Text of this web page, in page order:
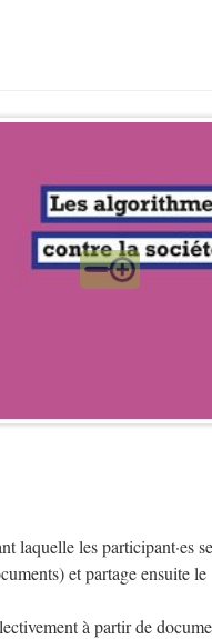
laquelle les participant·es se
et partage ensuite le
à partir de